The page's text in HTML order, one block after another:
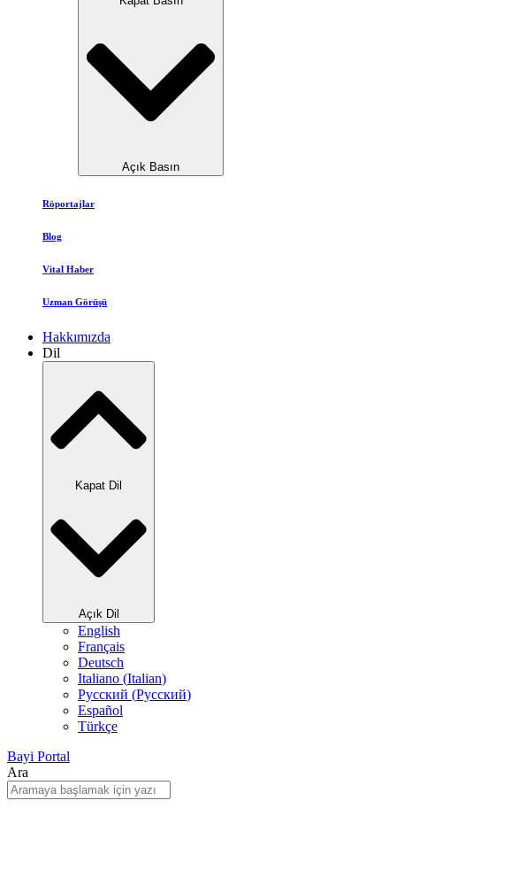
Açık Basın
Röportajlar
Blog
Vital Haber
Uzman Görüşü
Hakkımızda
Dil
Kapat Dil
Açık Dil
English
Français
Deutsch
Italiano (Italian)
Русский (Pусский)
Español
Türkçe
Bayi Portal
Ara